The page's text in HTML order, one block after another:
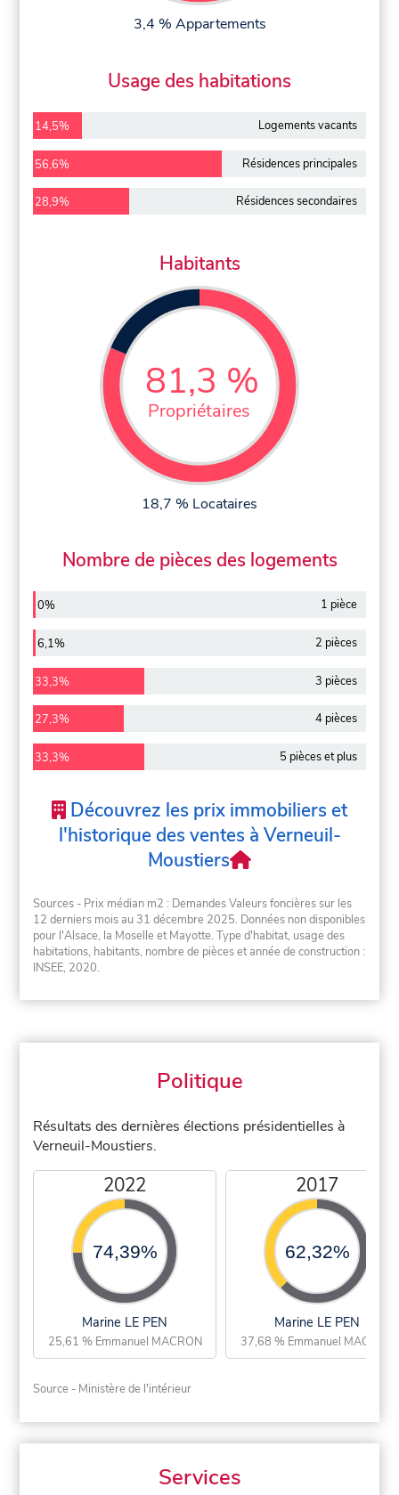
3,4 % Appartements
Usage des habitations
14,5% Logements vacants
56,6% Résidences principales
28,9% Résidences secondaires
Habitants
81,3 %
Propriétaires
18,7 % Locataires
Nombre de pièces des logements
0% 1 pièce
6,1% 2 pièces
33,3% 3 pièces
27,3% 4 pièces
33,3% 5 pièces et plus
Découvrez les prix immobiliers et
l'historique des ventes à Verneuil-
Moustiers
Sources - Prix médian m2 : Demandes Valeurs foncières sur les
12 derniers mois au 31 décembre 2025. Données non disponibles
pour l'Alsace, la Moselle et Mayotte. Type d'habitat, usage des
habitations, habitants, nombre de pièces et année de construction :
INSEE, 2020.
Politique
Résultats des dernières élections présidentielles à
Verneuil-Moustiers.
2022
74,39%
Marine LE PEN
25,61 % Emmanuel MACRON
2017
62,32%
Marine LE PEN
37,68 % Emmanuel MACRON
Source - Ministère de l'intérieur
Services